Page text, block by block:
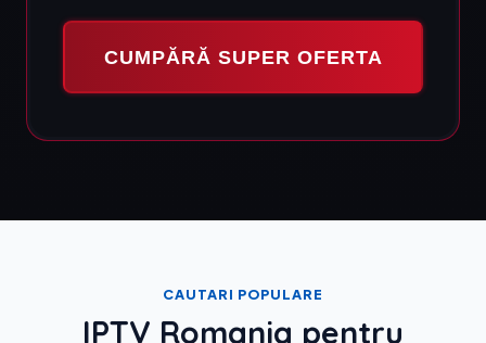
CUMPĂRĂ SUPER OFERTA
CAUTARI POPULARE
IPTV Romania pentru